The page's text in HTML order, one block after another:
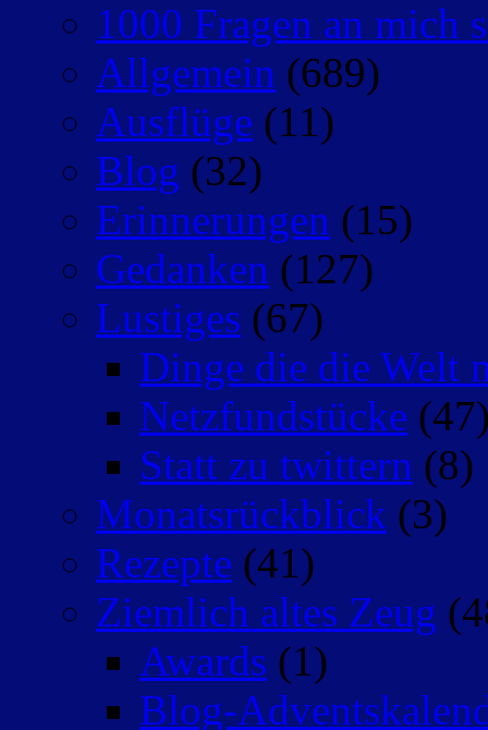
1000 Fragen an mich
Allgemein (689)
Ausflüge (11)
Blog (32)
Erinnerungen (15)
Gedanken (127)
Lustiges (67)
Dinge die die Welt
Netzfundstücke
Statt zu twittern (8)
Monatsrückblick (3)
Rezepte (41)
Ziemlich altes Zeug
Awards (1)
Blog-